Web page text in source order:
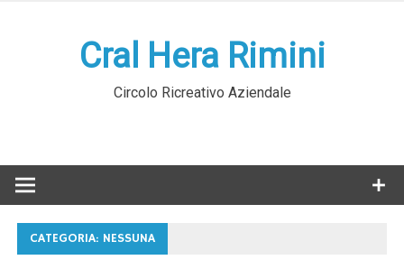
Cral Hera Rimini
Circolo Ricreativo Aziendale
CATEGORIA: NESSUNA